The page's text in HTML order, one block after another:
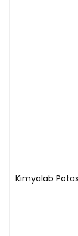
Kimyalab